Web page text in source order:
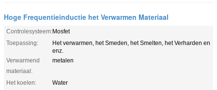
Hoge Frequentieinductie het Verwarmen Materiaal
Controlesysteem:Mosfet
Toepassing:
Het verwarmen, het Smeden, het Smelten, het Verharden en
enz.
Verwarmend
materiaal:
metalen
Het koelen:
Water